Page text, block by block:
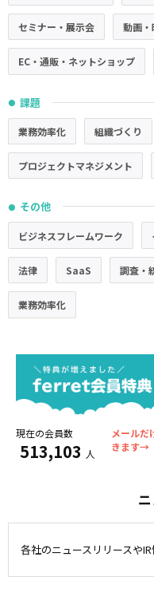
セミナー・展示会 動画
EC・通販・ネットショップ
● 課題
業務効率化 組織づくり
プロジェクトマネジメント
● その他
ビジネスフレームワーク
法律 SaaS 調査・
業務効率化
現在の会員数
513,103 人
メールだ
きます→
各社のニュースリリースや